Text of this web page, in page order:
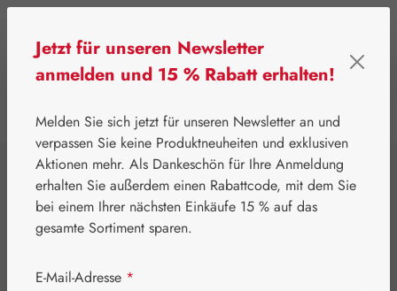
⌂ Gall Pharma Coenzym Q-10
Q-10 100 mg GPH
Kapseln
Jetzt für unseren Newsletter
anmelden und 15 % Rabatt erhalten!
Melden Sie sich jetzt für unseren Newsletter an und
verpassen Sie keine Produktneuheiten und exklusiven
Aktionen mehr. Als Dankeschön für Ihre Anmeldung
erhalten Sie außerdem einen Rabattcode, mit dem Sie
bei einem Ihrer nächsten Einkäufe 15 % auf das
gesamte Sortiment sparen.
E-Mail-Adresse *